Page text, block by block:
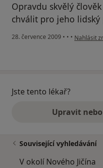
Opravdu skvělý
chválit pro jeho
28. července 2009 • • • podle
Nahlásit
Jste tento lékař?
Upravit
Související vyhledávání
V okolí Nového Jičína